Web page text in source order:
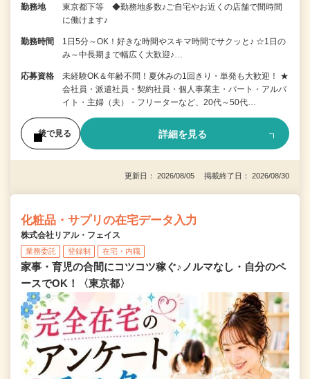
勤務地
東京都下等 ◆勤務地多数♪ご自宅やお近くの店舗で間時間
に働けます♪
勤務時間
1日5分～OK！好きな時間やスキマ時間でサクッと♪ ☆1日の
み～中長期まで幅広く大歓迎♪…
応募資格
未経験OK＆年齢不問！夏休みの1回きり・単発も大歓迎！ ★
会社員・派遣社員・契約社員・個人事業主・パート・アルバ
イト・主婦（夫）・フリーターなど、20代～50代…
後で見る 詳細を見る
更新日： 2026/08/05 掲載終了日： 2026/08/30
化粧品・サプリの在宅データ入力
株式会社リアル・フェイス
業務委託 登録制 在宅・内職
家事・育児の合間にコツコツ稼ぐ♪ノルマなし・自分のペ
ースでOK！〈東京都〉